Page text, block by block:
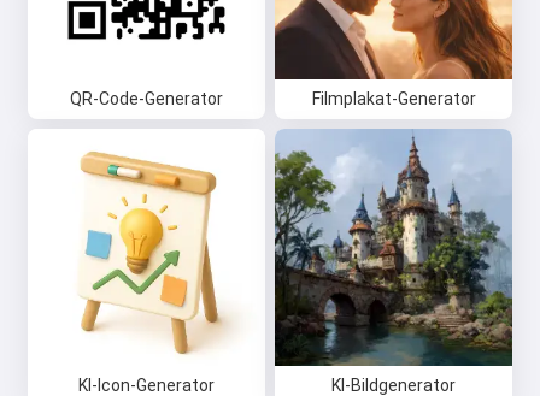
QR-Code-Generator Filmplakat-Generator
KI-Icon-Generator KI-Bildgenerator